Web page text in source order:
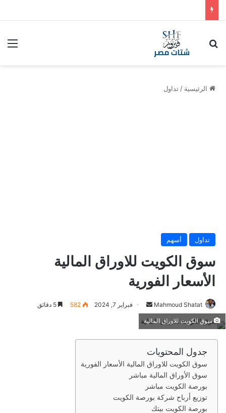
بحث عن
الرئيسية / تداول
تداول أسهم
سوق الكويت للاوراق المالية
الأسعار الفورية
Mahmoud Shatat
س
ل
ر
ي
د
ا
فبراير 7, 2024 582
سوق الكويت للاوراق المالية
جدول المحتويات
سوق الكويت للاوراق المالية الأسعار الفورية
سوق الأوراق المالية مباشر
بورصة الكويت مباشر
توزيع أرباح شركة بورصة الكويت
بورصة الكويت بيتك